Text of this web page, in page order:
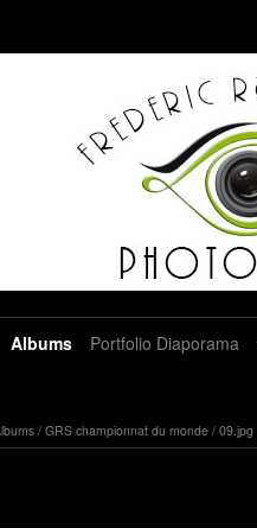
Albums Portfolio Diaporama
/ GRS championnat du monde/ 09.jpg